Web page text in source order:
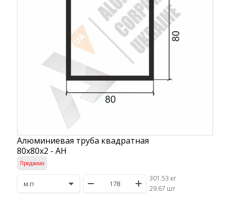
Алюминиевая труба квадратная
80х80х2 - АН
Предзаказ
301.53 кг
/29.67 шт